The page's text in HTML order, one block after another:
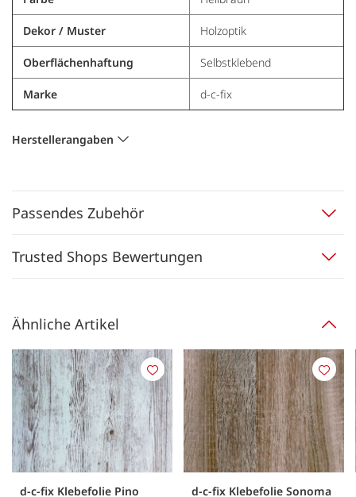
Dekor / Muster Holzoptik
Oberflächenhaftung Selbstklebend
Marke d-c-fix
Herstellerangaben
Passendes Zubehör
Trusted Shops Bewertungen
Ähnliche Artikel
d-c-fix Klebefolie Pino
Merken
d-c-fix Klebefolie Sonoma